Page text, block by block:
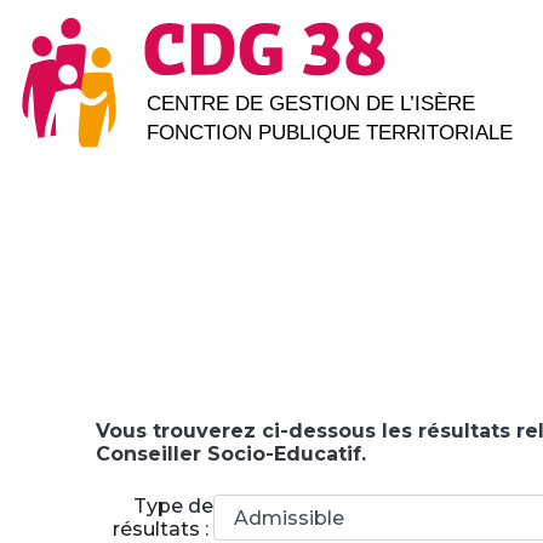
Vous trouverez ci-dessous les résultats
Conseiller Socio-Educatif.
Type de
résultats :